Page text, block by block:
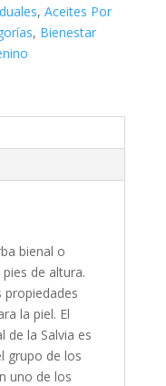
,Aceites Por
, Bienestar
bienal o
de altura.
propiedades
la piel. El
de la Salvia es
grupo de los
uno de los